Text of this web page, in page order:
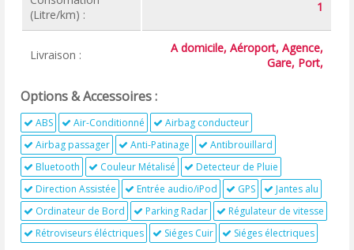
(Litre/km) :
1
Livraison :
A domicile, Aéroport, Agence,
Gare, Port,
Options & Accessoires :
ABS Air-Conditionné
Airbag conducteur
Airbag passager
Anti-Patinage
Antibrouillard
Bluetooth
Couleur Métalisé
Detecteur de Pluie
Direction Assistée
Entrée audio/iPod GPS
Jantes alu
Ordinateur de Bord
Parking Radar
Régulateur de vitesse
Rétroviseurs éléctriques
Siéges Cuir Siéges électriques